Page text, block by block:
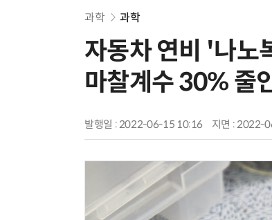
과학 과학
자동차 연비 '나노
마찰계수 30% 줄
발행일 : 2022-06-15 10:16 지면 :2022-